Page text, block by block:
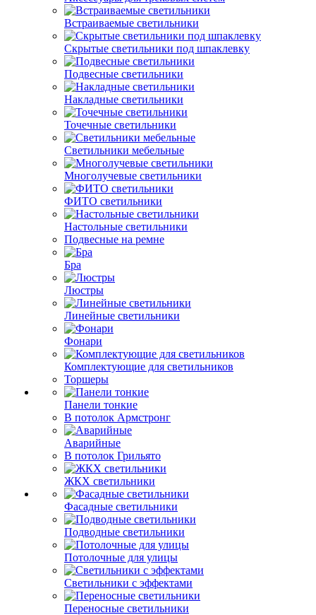
Встраиваемые светильники
Скрытые светильники под шпаклевку
Подвесные светильники
Накладные светильники
Точечные светильники
Светильники мебельные
Многолучевые светильники
ФИТО светильники
Настольные светильники
Подвесные на ремне
Бра
Люстры
Линейные светильники
Фонари
Комплектующие для светильников
Торшеры
Панели тонкие
В потолок Армстронг
Аварийные
В потолок Грильято
ЖКХ светильники
Фасадные светильники
Подводные светильники
Потолочные для улицы
Светильники с эффектами
Переносные светильники